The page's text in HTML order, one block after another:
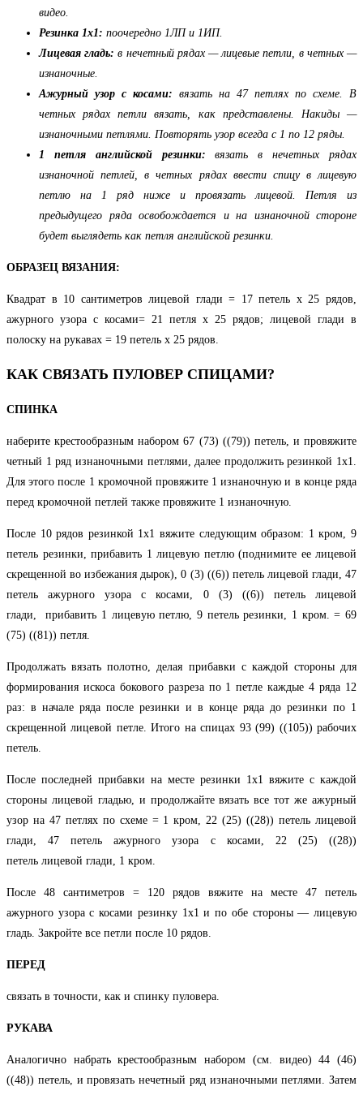
видео.
Резинка 1х1: поочередно 1ЛП и 1ИП.
Лицевая гладь: в нечетный рядах — лицевые петли, в четных —
изнаночные.
Ажурный узор с косами: вязать на 47 петлях по схеме. В
четных рядах петли вязать, как представлены. Накиды —
изнаночными петлями. Повторять узор всегда с 1 по 12 ряды.
1 петля английской резинки:вязать в нечетных рядах
изнаночной петлей, в четных рядах ввести спицу в лицевую
петлю на 1 ряд ниже и провязать лицевой. Петля из
предыдущего ряда освобождается и на изнаночной стороне
будет выглядеть как петля английской резинки.
ОБРАЗЕЦ ВЯЗАНИЯ:
Квадрат в 10 сантиметров лицевой глади = 17 петель х 25 рядов,
ажурного узора с косами= 21 петля х 25 рядов; лицевой глади в
полоску на рукавах = 19 петель х 25 рядов.
КАК СВЯЗАТЬ ПУЛОВЕР СПИЦАМИ?
СПИНКА
наберите крестообразным набором 67 (73) ((79)) петель, и провяжите
четный 1 ряд изнаночными петлями, далее продолжить резинкой 1х1.
Для этого после 1 кромочной провяжите 1 изнаночную и в конце ряда
перед кромочной петлей также провяжите 1 изнаночную.
После 10 рядов резинкой 1х1 вяжите следующим образом: 1 кром, 9
петель резинки, прибавить 1 лицевую петлю (поднимите ее лицевой
скрещенной во избежания дырок), 0 (3) ((6)) петель лицевой глади, 47
петель ажурного узора с косами, 0 (3) ((6)) петель лицевой
глади, прибавить 1 лицевую петлю, 9 петель резинки, 1 кром. = 69
(75) ((81)) петля.
Продолжать вязать полотно, делая прибавки с каждой стороны для
формирования искоса бокового разреза по 1 петле каждые 4 ряда 12
раз: в начале ряда после резинки и в конце ряда до резинки по 1
скрещенной лицевой петле. Итого на спицах 93 (99) ((105)) рабочих
петель.
После последней прибавки на месте резинки 1х1 вяжите с каждой
стороны лицевой гладью, и продолжайте вязать все тот же ажурный
узор на 47 петлях по схеме = 1 кром, 22 (25) ((28)) петель лицевой
глади, 47 петель ажурного узора с косами, 22 (25) ((28))
петель лицевой глади, 1 кром.
После 48 сантиметров = 120 рядов вяжите на месте 47 петель
ажурного узора с косами резинку 1х1 и по обе стороны — лицевую
гладь. Закройте все петли после 10 рядов.
ПЕРЕД
связать в точности, как и спинку пуловера.
РУКАВА
Аналогично набрать крестообразным набором (см. видео) 44 (46)
((48)) петель, и провязать нечетный ряд изнаночными петлями. Затем